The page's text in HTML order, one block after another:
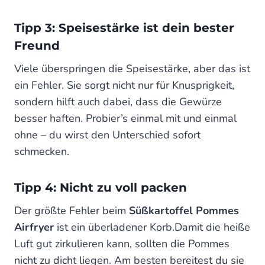
Tipp 3: Speisestärke ist dein bester
Freund
Viele überspringen die Speisestärke, aber das ist
ein Fehler. Sie sorgt nicht nur für Knusprigkeit,
sondern hilft auch dabei, dass die Gewürze
besser haften. Probier’s einmal mit und einmal
ohne – du wirst den Unterschied sofort
schmecken.
Tipp 4: Nicht zu voll packen
Der größte Fehler beim Süßkartoffel Pommes
Airfryer ist ein überladener Korb.Damit die heiße
Luft gut zirkulieren kann, sollten die Pommes
nicht zu dicht liegen. Am besten bereitest du sie